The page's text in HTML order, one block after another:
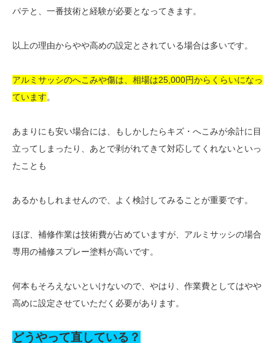
パテと、一番技術と経験が必要となってきます。
以上の理由からやや高めの設定とされている場合は多いです。
アルミサッシのへこみや傷は、相場は25,000円からくらいになっ
ています。
あまりにも安い場合には、もしかしたらキズ・へこみが余計に目
立ってしまったり、あとで剥がれてきて対応してくれないといっ
たことも
あるかもしれませんので、よく検討してみることが重要です。
ほぼ、補修作業は技術費が占めていますが、アルミサッシの場合
専用の補修スプレー塗料が高いです。
何本もそろえないといけないので、やはり、作業費としてはやや
高めに設定させていただく必要があります。
どうやって直している？